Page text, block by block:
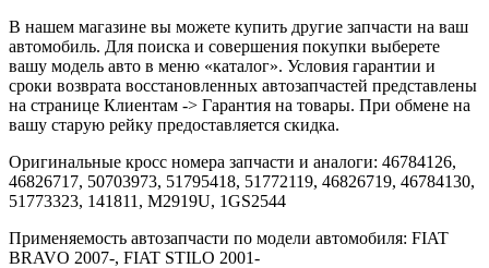
В нашем магазине вы можете купить другие запчасти на ваш
автомобиль. Для поиска и совершения покупки выберете
вашу модель авто в меню «каталог». Условия гарантии и
сроки возврата восстановленных автозапчастей представлены
на странице Клиентам -> Гарантия на товары. При обмене на
вашу старую рейку предоставляется скидка.
Оригинальные кросс номера запчасти и аналоги: 46784126,
46826717, 50703973, 51795418, 51772119, 46826719, 46784130,
51773323, 141811, M2919U, 1GS2544
Применяемость автозапчасти по модели автомобиля: FIAT
BRAVO 2007-, FIAT STILO 2001-